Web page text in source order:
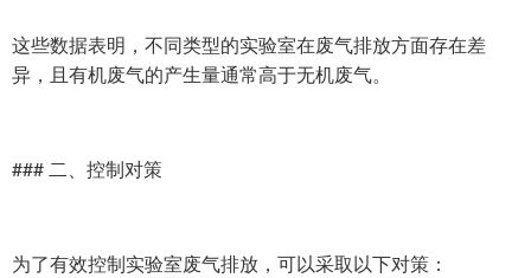
这些数据表明，不同类型的实验室在废气排放方面存在差
异，且有机废气的产生量通常高于无机废气。
### 二、控制对策
为了有效控制实验室废气排放，可以采取以下对策：